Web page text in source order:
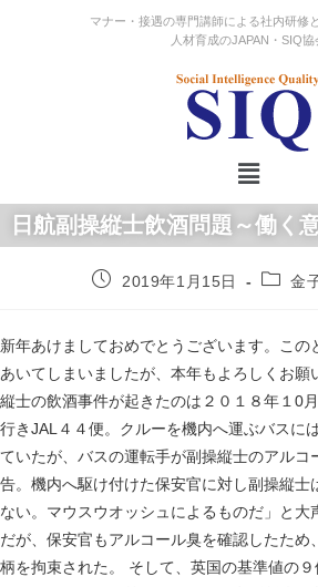
マナー・接遇の専門講師による社内研修
人材育成のJAPAN・SIQ協
日航副操縦士飲酒問題～働く
2019年1月15日 金
新年あけましておめでとうございます。この
あいてしまいましたが、本年もよろしくお願
縦士の飲酒事件が起きたのは２０１８年１0
行きJAL４４便。クルーを機内へ運ぶバスに
ていたが、バスの運転手が副操縦士のアルコ
告。機内へ駆け付けた保安官に対し副操縦士
ない。マウスウオッシュによるものだ」と大
だが、保安官もアルコール臭を確認したため
柄を拘束された。 そして、英国の基準値の